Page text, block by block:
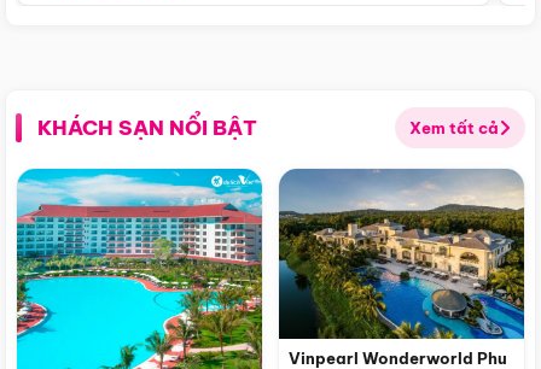
KHÁCH SẠN NỔI BẬT Xem tất cả
Vinpearl Wonderworld Phu